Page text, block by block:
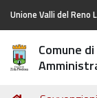
Unione Valli del Reno
Comune
Tu